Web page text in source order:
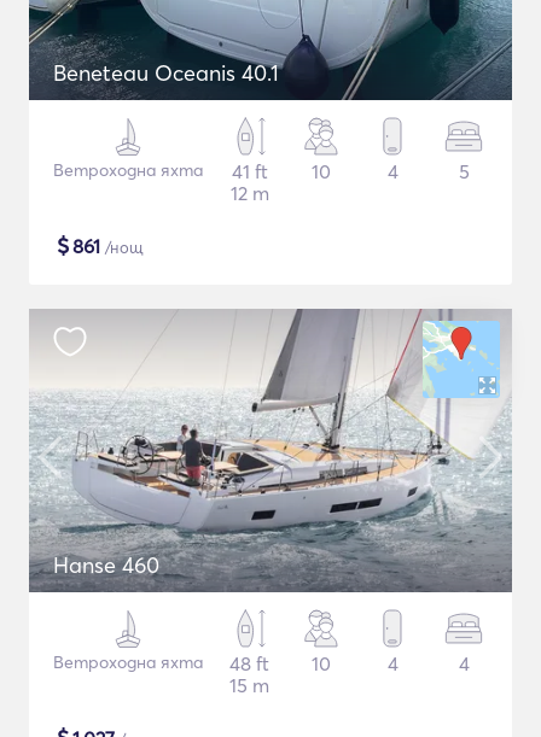
Beneteau Oceanis 40.1
Ветроходна яхта
41 ft
12 m
10 4 5
$861 /нощ
Hanse 460
Ветроходна яхта
48 ft
15 m
10 4 4